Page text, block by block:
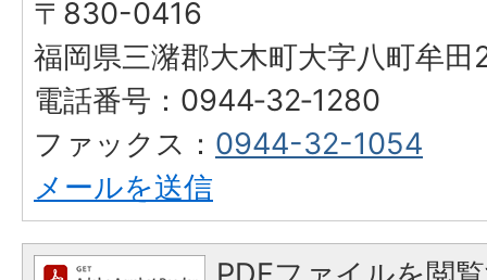
〒830-0416
福岡県三潴郡大木町大字八町牟
電話番号：0944‐32‐1280
ファックス： 0944-32-1054
メールを送信